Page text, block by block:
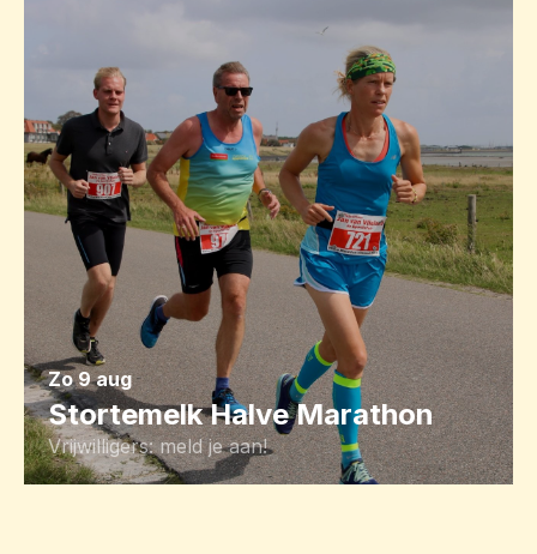
zo 9 aug
Stortemelk Halve Marathon
Vrijwilligers: meld je aan!